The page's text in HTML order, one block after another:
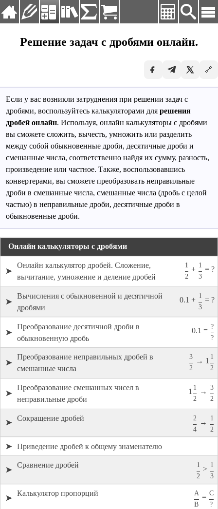
Русский
Français
Русский
Українська
Таблицы и формулы
Заказать решение
Решение задач с дробями онлайн.
🔗
Если у вас возникли затруднения при решении задач с
дробями, воспользуйтесь калькуляторами для решения
дробей онлайн. Используя, онлайн калькуляторы с дробями
вы сможете сложить, вычесть, умножить или разделить
между собой обыкновенные дроби, десятичные дроби и
смешанные числа, соответственно найдя их сумму, разность,
произведение или частное. Также, воспользовавшись
конвертерами, вы сможете преобразовать неправильные
дроби в смешанные числа, смешанные числа (дробь с целой
частью) в неправильные дроби, десятичные дроби в
обыкновенные дроби.
Онлайн калькуляторы с дробями
➤
1
2
+
1
3
= ?
Онлайн калькулятор дробей. Сложение,
вычитание, умножение и деление дробей
➤ 0.1 +
1
3
= ?
Вычисления с обыкновенной и десятичной
дробями
➤ 0.1 =
?
?
Преобразование десятичной дроби в
обыкновенную дробь
➤
3
2
→ 1
1
2
Преобразование неправильных дробей в
смешанные числа
➤ 1
1
2
→
3
2
Преобразование смешанных чисел в
неправильные дроби
➤
2
4
→
1
2
Сокращение дробей
➤ Приведение дробей к общему знаменателю
➤
1
2
>
1
3
Сравнение дробей
➤
A
B
=
C
?
Калькулятор пропорций